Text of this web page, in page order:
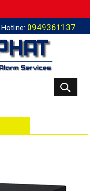
Hotline: 0949361137